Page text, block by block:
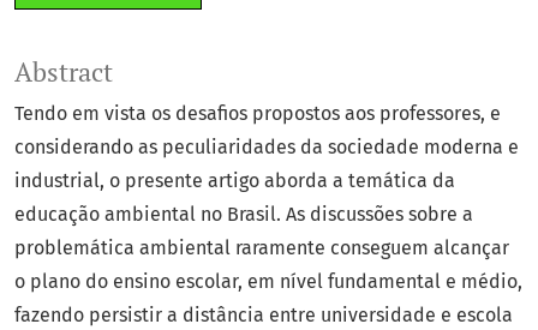
Abstract
Tendo em vista os desafios propostos aos professores, e
considerando as peculiaridades da sociedade moderna e
industrial, o presente artigo aborda a temática da
educação ambiental no Brasil. As discussões sobre a
problemática ambiental raramente conseguem alcançar
o plano do ensino escolar, em nível fundamental e médio,
fazendo persistir a distância entre universidade e escola